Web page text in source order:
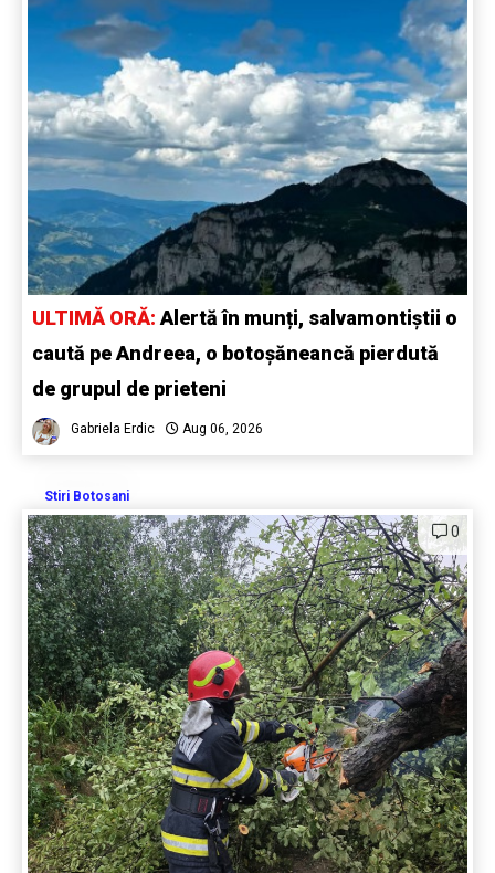
ULTIMĂ ORĂ: Alertă în munți, salvamontiștii o
caută pe Andreea, o botoșăneancă pierdută
de grupul de prieteni
Gabriela Erdic Aug 06, 2026
Stiri Botosani
0